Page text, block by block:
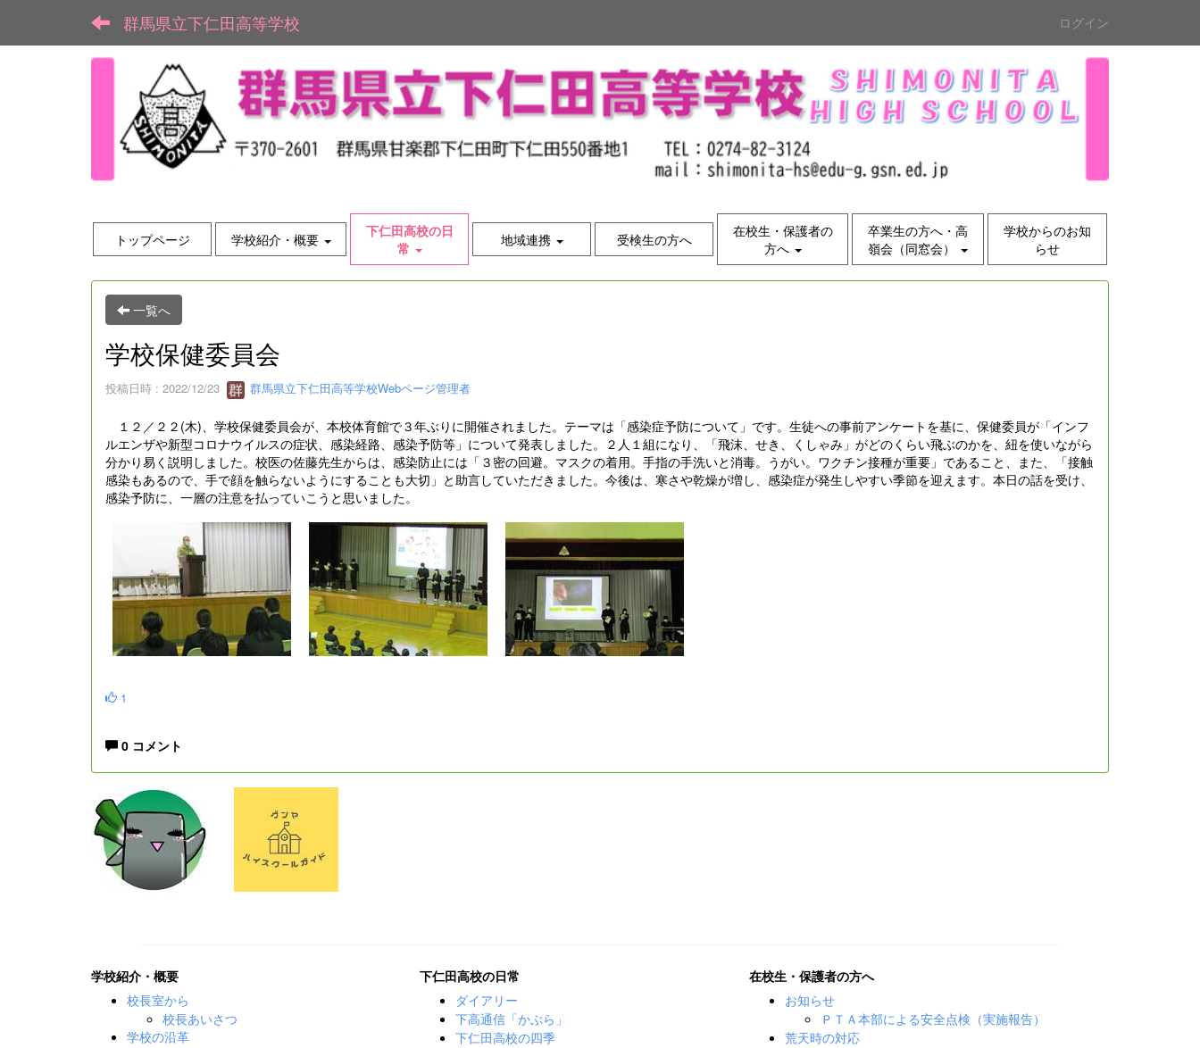
群馬県立下仁田高等学校 ログイン
トップページ 学校紹介・概要
下仁田高校の日
常
地域連携 受検生の方へ
在校生・保護者の
方へ
卒業生の方へ・高
嶺会（同窓会）
学校からのお知
らせ
一覧へ
学校保健委員会
投稿日時 : 2022/12/23 群馬県立下仁田高等学校Webページ管理者
１２／２２(木)、学校保健委員会が、本校体育館で３年ぶりに開催されました。テーマは「感染症予防について」です。生徒への事前アンケートを基に、保健委員が「インフ
ルエンザや新型コロナウイルスの症状、感染経路、感染予防等」について発表しました。２人１組になり、「飛沫、せき、くしゃみ」がどのくらい飛ぶのかを、紐を使いながら
分かり易く説明しました。校医の佐藤先生からは、感染防止には「３密の回避。マスクの着用。手指の手洗いと消毒。うがい。ワクチン接種が重要」であること、また、「接触
感染もあるので、手で顔を触らないようにすることも大切」と助言していただきました。今後は、寒さや乾燥が増し、感染症が発生しやすい季節を迎えます。本日の話を受け、
感染予防に、一層の注意を払っていこうと思いました。
1
0 コメント
学校紹介・概要
校長室から
校長あいさつ
学校の沿革
下仁田高校の日常
ダイアリー
下高通信「かぶら」
下仁田高校の四季
在校生・保護者の方へ
お知らせ
ＰＴＡ本部による安全点検（実施報告）
荒天時の対応